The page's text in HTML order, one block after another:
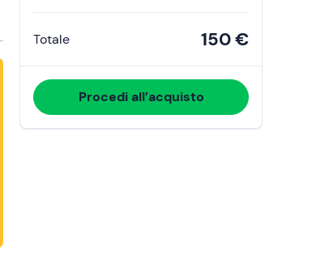
date.
Press
the
question
Totale 150 €
Procedi all’acquisto